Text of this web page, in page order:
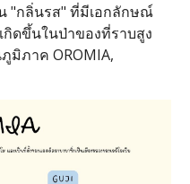
"กลิ่นรส" ที่มีเอกลักษณ์
ดขึ้นในป่าของที่ราบสูง
มิภาค OROMIA,